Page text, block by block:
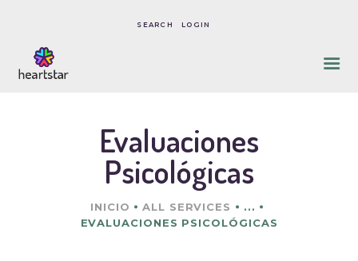
LOGIN
Evaluaciones
Psicológicas
INICIO ALL SERVICES
...
EVALUACIONES PSICOLÓGICAS
NUESTRO ENFOQUE
CONSENTIMIENTO,
POLÍTICAS & COSTOS
CONTACTO